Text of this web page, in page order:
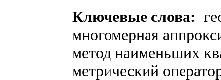
Ключевые слова:
многомерная
метод наименьших
метрический